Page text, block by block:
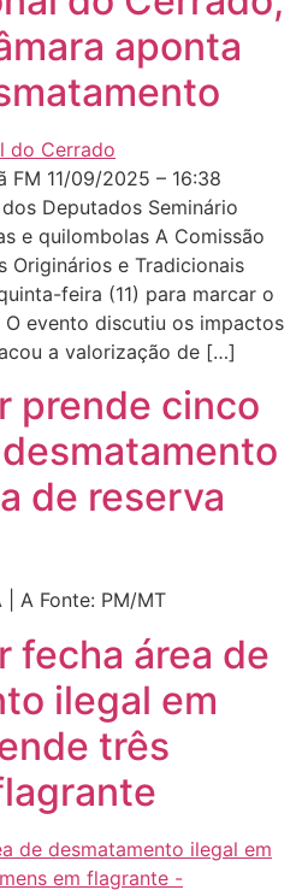
aponta
FM 11/09/2025 – 16:38
Deputados Seminário
e quilombolas A Comissão
Originários e Tradicionais
feira (11) para marcar o
evento discutiu os impactos
a valorização de […]
prende cinco
de reserva
| A Fonte: PM/MT
fecha área de
ilegal em
três